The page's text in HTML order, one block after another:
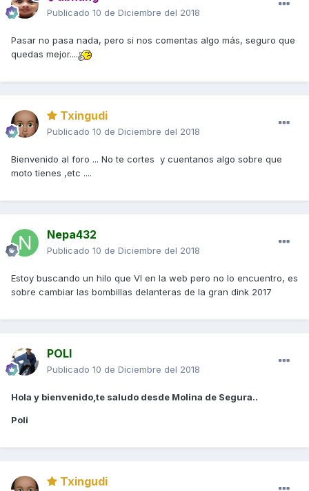
Publicado 10 de Diciembre del 2018
Pasar no pasa nada, pero si nos comentas algo más, seguro que
quedas mejor....
Txingudi
Publicado 10 de Diciembre del 2018
Bienvenido al foro ... No te cortes y cuentanos algo sobre que
moto tienes ,etc ....
Nepa432
Publicado 10 de Diciembre del 2018
Estoy buscando un hilo que VI en la web pero no lo encuentro, es
sobre cambiar las bombillas delanteras de la gran dink 2017
POLI
Publicado 10 de Diciembre del 2018
Hola y bienvenido,te saludo desde Molina de Segura..
Poli
Txingudi